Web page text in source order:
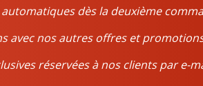
dès la deuxième
avec nos autres offres et
réservées à nos clients par e-